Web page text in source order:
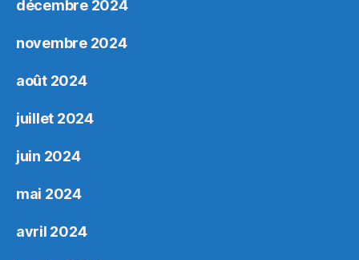
décembre 2024
novembre 2024
août 2024
juillet 2024
juin 2024
mai 2024
avril 2024